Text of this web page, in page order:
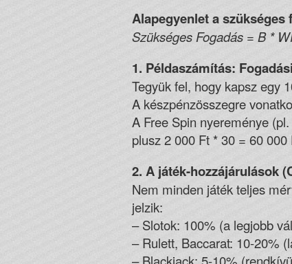
Alapegyenlet a
Szükséges Fogadás = B *
1. Példaszámítás:
Tegyük fel, hogy kapsz egy
A készpénzösszegre
A Free Spin nyereménye
plusz 2 000 Ft * 30 = 60
2. A játék-hozzájárulások
Nem minden játék teljes
jelzik:
– Slotok: 100% (a legjobb
– Rulett, Baccarat: 10-20%